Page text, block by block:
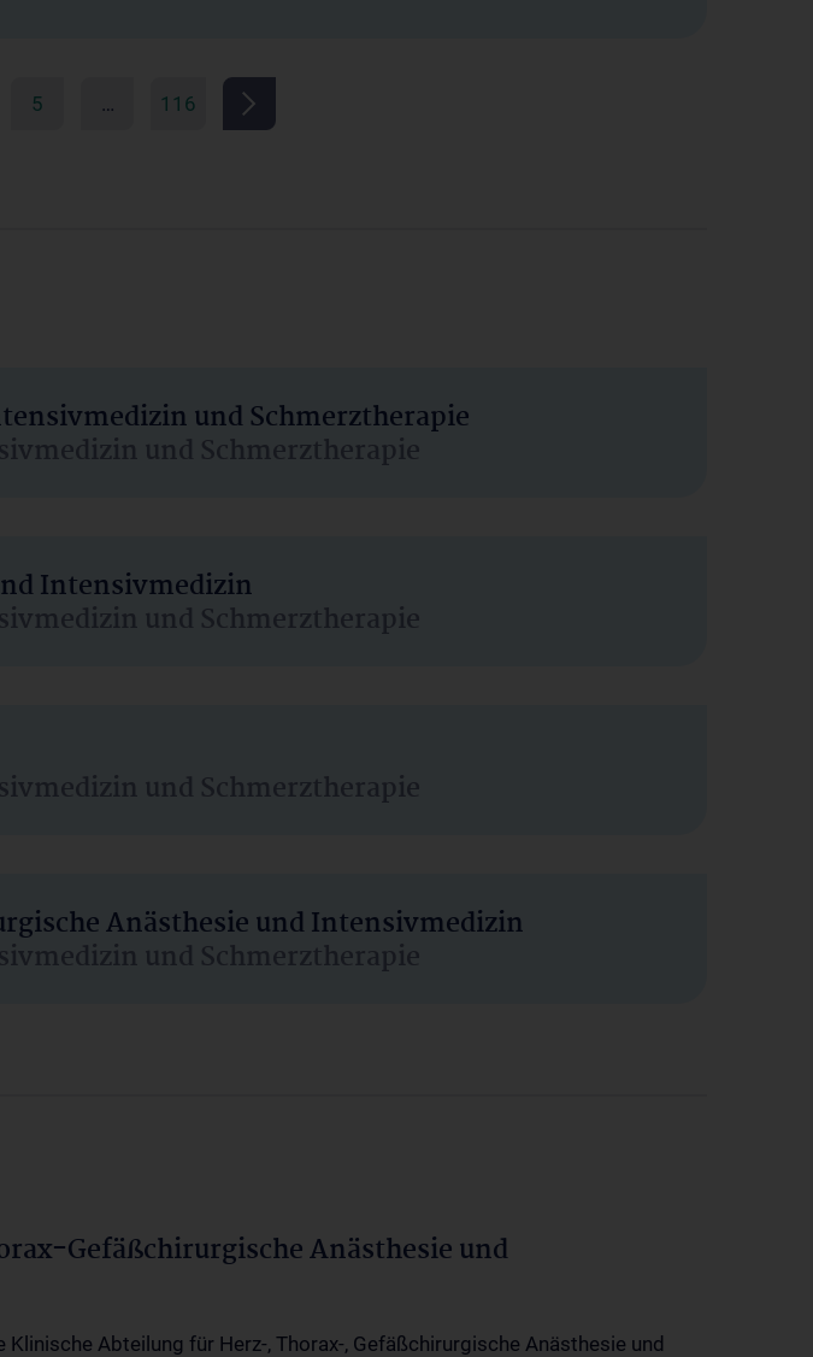
5 … 116
und Schmerztherapie
und Schmerztherapie
Intensivmedizin
und Schmerztherapie
und Schmerztherapie
Anästhesie und Intensivmedizin
und Schmerztherapie
Gefäßchirurgische Anästhesie und
Abteilung für Herz-, Thorax-, Gefäßchirurgische Anästhesie und